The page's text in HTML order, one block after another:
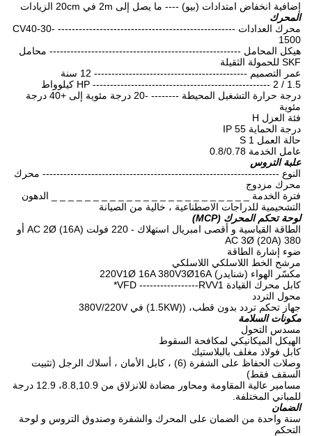
إضافية انخفاض امتدادات (بيو) ---- ما يصل إلى 2m في 20cm الزيادات
المحرك
محرك العدادات --------------------------------------------------- CV40-30-
1500
هيكل المحامل ------------------------------------------------------- محامل
SKF للحمولة الثقيلة
عمر التصميم -------------------------------------------- 12 سنة
HP --------------------------------------------------- 2 / 1.5 كيلوواط
درجة حرارة التشغيل المحيطة -------- -20 درجة مئوية إلى +40 درجة
مئوية
فئة العزل H
درجة الحماية IP 55
حالة العمل S 1
عامل الخدمة 0.8/0.78
علبة التروس
النوع -------------------------------------------------------------------- محرك
محرك مزدوج
فترة الخدمة _ _ _ _ _ _ _ _ _ _ _ _ _ _ _ _ _ _ _ _ _ _ _ _ الدهون
التشحيمية للدراجات الاصطناعية ، خالية من الصيانة
لوحة تحكم المحرك (MCP)
الطاقة القياسية و أقصى امبريال استهلاك - 220 فولت AC 2Ø (16A) أو
380 AC 3Ø (20A)
ضوء إشارة الطاقة
مرشح الخط اللاسلكي اللاسلكي
مكسّر الهواء (شنايدر) 220V1Ø 16A 380V3Ø16A
كابل محرك القيادة VFD -----------------RVV1*
محول التردد
جهاز تحكم تردد بدون قطب، ((1.5KW) في 380V/220V
مكونات السلامة
مسدس التحول
الهيكل الميكانيكي لمكافحة السقوط
كابل فولاذ مغلف بالبلاستيك
وصلات الحفاظ على الشفرة (6) ، كابل الأمان ، أسلاك الرجل (تثبيت
السقف فقط)
مسامير عالية المقاومة ومحاور مضادة للانزلاق من 8.8,10.9، 12.9 درجة
للمباني المختلفة.
الضمان
سنة واحدة من الضمان على المحرك والشفرة وصندوق التروس و لوحة
التحكم